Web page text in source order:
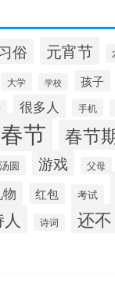
俗 元宵节
大学 学校 孩子
很多人 手机
春节 春节
汤圆 游戏 父母
红包 考试
诗词 还不